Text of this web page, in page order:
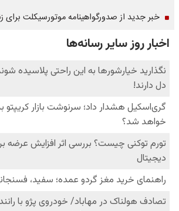
خبر جدید از صدورگواهینامه موتورسیکلت برای